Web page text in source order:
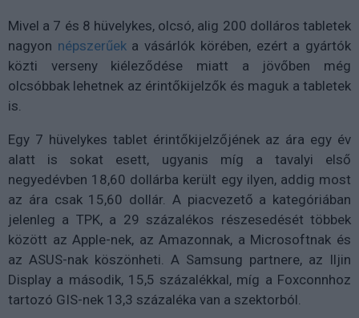
Mivel a 7 és 8 hüvelykes, olcsó, alig 200 dolláros tabletek
nagyon népszerűeka vásárlók körében, ezért a gyártók
közti verseny kiéleződése miatt a jövőben még
olcsóbbak lehetnek az érintőkijelzők és maguk a tabletek
is.
Egy 7 hüvelykes tablet érintőkijelzőjének az ára egy év
alatt is sokat esett, ugyanis míg a tavalyi első
negyedévben 18,60 dollárba került egy ilyen, addig most
az ára csak 15,60 dollár. A piacvezető a kategóriában
jelenleg a TPK, a 29 százalékos részesedését többek
között az Apple-nek, az Amazonnak, a Microsoftnak és
az ASUS-nak köszönheti. A Samsung partnere, az Iljin
Display a második, 15,5 százalékkal, míg a Foxconnhoz
tartozó GIS-nek 13,3 százaléka van a szektorból.